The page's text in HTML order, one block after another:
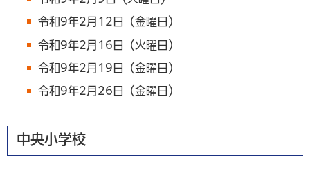
令和9年2月12日（金曜日）
令和9年2月16日（火曜日）
令和9年2月19日（金曜日）
令和9年2月26日（金曜日）
中央小学校